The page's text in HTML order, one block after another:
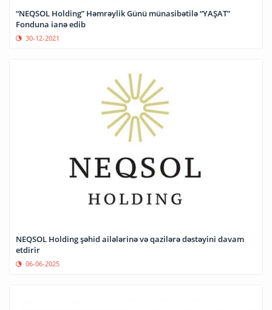
“NEQSOL Holding” Həmrəylik Günü münasibətilə “YAŞAT”
Fonduna ianə edib
30-12-2021
NEQSOL Holding şəhid ailələrinə və qazilərə dəstəyini davam
etdirir
06-06-2025